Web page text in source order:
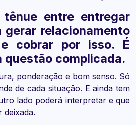
entre entregar
gerar relacionamento
cobrar por isso. É
questão complicada.
ponderação e bom senso. Só
de cada situação. E ainda tem
lado poderá interpretar e que
deixada.